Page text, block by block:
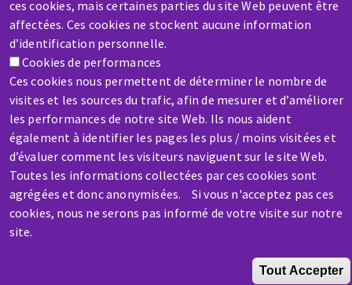
ces cookies, mais certaines parties du site Web peuvent être
affectées. Ces cookies ne stockent aucune information
d’identification personnelle.
Cookies de performances
Ces cookies nous permettent de déterminer le nombre de
visites et les sources du trafic, afin de mesurer et d’améliorer
les performances de notre site Web. Ils nous aident
également à identifier les pages les plus / moins visitées et
d’évaluer comment les visiteurs naviguent sur le site Web.
Toutes les informations collectées par ces cookies sont
agrégées et donc anonymisées. Si vous n'acceptez pas ces
cookies, nous ne serons pas informé de votre visite sur notre
site.
Tout Accepter
Aller
au
contenu
principal